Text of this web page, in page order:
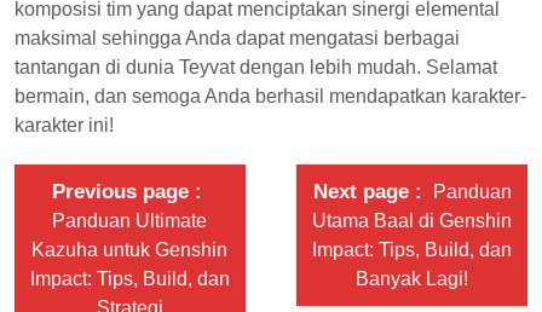
komposisi tim yang dapat menciptakan sinergi elemental
maksimal sehingga Anda dapat mengatasi berbagai
tantangan di dunia Teyvat dengan lebih mudah. Selamat
bermain, dan semoga Anda berhasil mendapatkan karakter-
karakter ini!
Previous page
Panduan Ultimate
Kazuha untuk Genshin
Impact: Tips, Build, dan
Next page
Panduan
Utama Baal di Genshin
Impact: Tips, Build, dan
Banyak Lagi!